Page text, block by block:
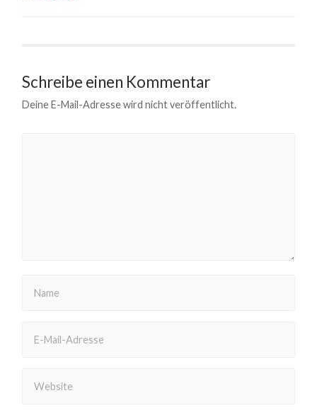
Schreibe einen Kommentar
Deine E-Mail-Adresse wird nicht veröffentlicht.